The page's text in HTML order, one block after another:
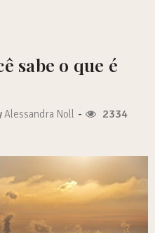
sabe o que é
Alessandra Noll -
2334